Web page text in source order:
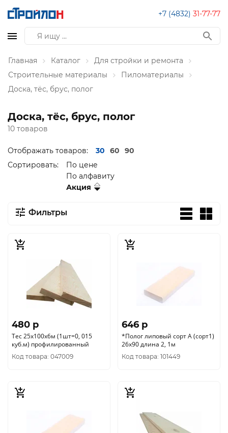
+7 (4832) 31-77-77
Главная Каталог
Для стройки и ремонта
Строительные материалы
Пиломатериалы
Доска, тёс, брус, полог
Доска, тёс, брус, полог
10 товаров
Отображать товаров: 30 60
90
Сортировать:
По цене
По алфавиту
Акция
Фильтры
480 p
Тес 25х100х6м (1шт=0, 015
куб.м) профилированный
Код товара: 047009
646 p
*Полог липовый сорт А (сорт1)
26х90 длина 2, 1м
Код товара: 101449